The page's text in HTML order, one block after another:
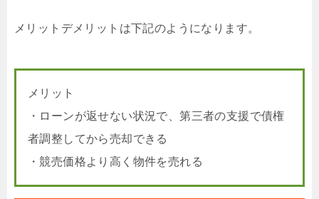
メリットデメリットは下記のようになります。
メリット
・ローンが返せない状況で、第三者の支援で債権
者調整してから売却できる
・競売価格より高く物件を売れる